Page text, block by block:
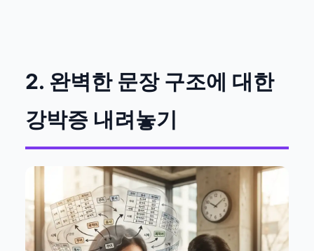
2. 완벽한 문장 구조에 대한
강박증 내려놓기